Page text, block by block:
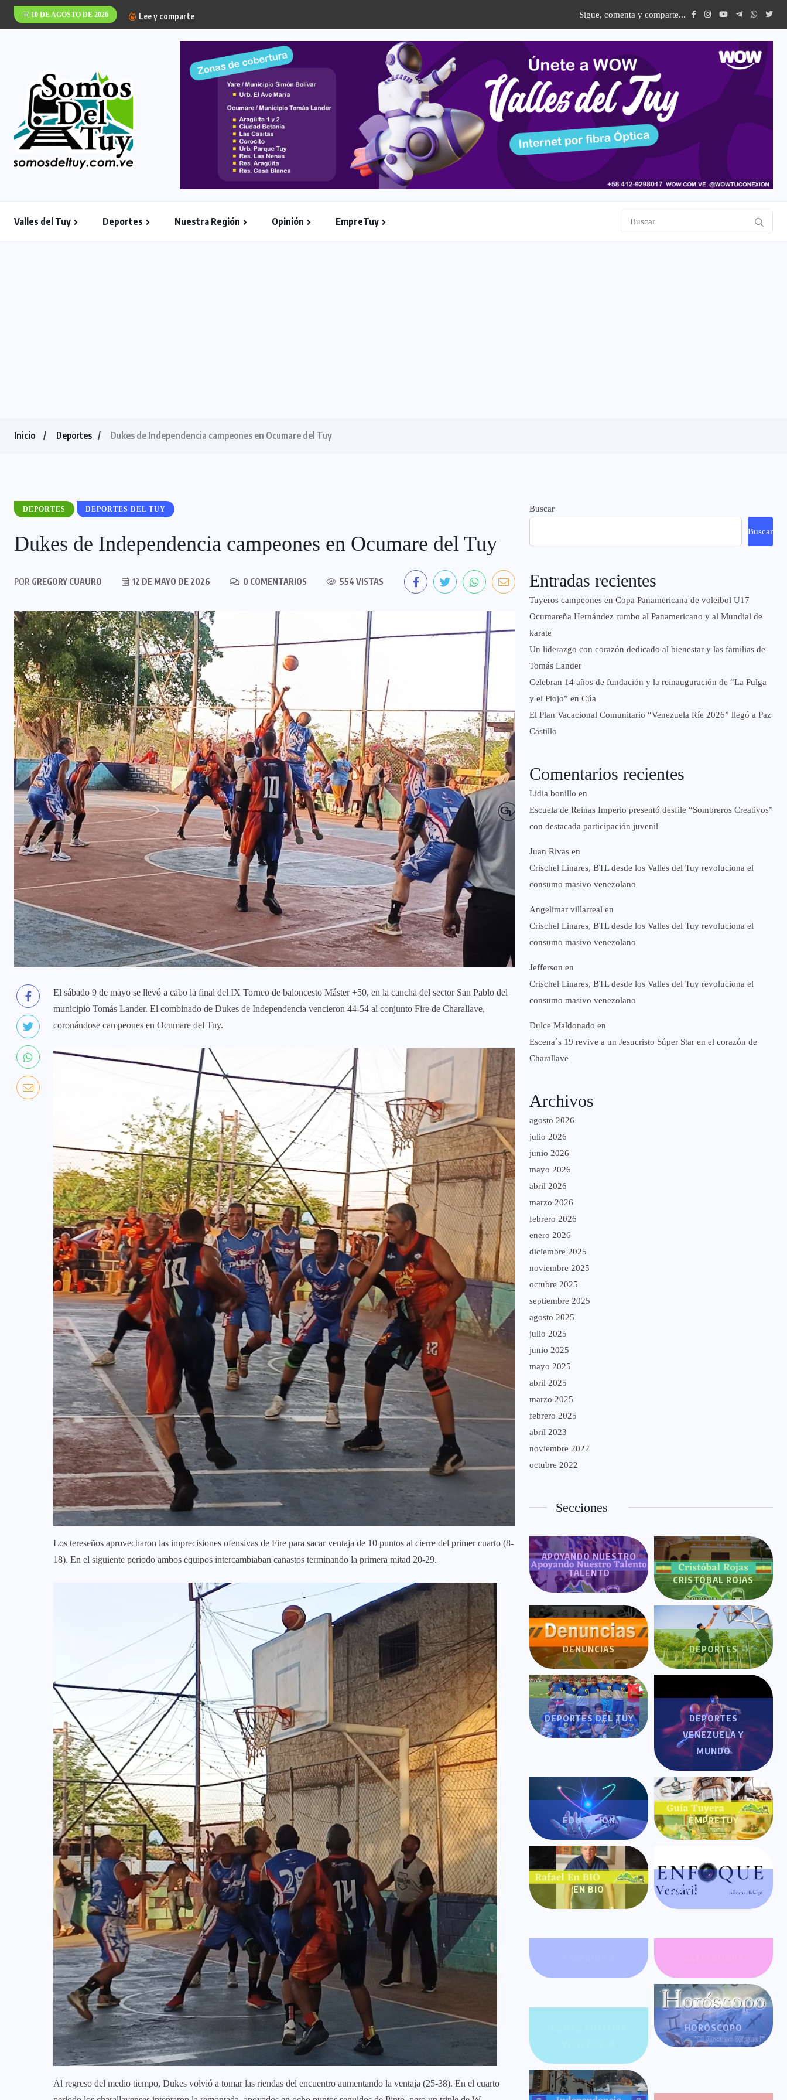
10 DE AGOSTO DE 2026 Lee y comparte Sigue, comenta y comparte...
Valles del Tuy Deportes Nuestra Región Opinión EmpreTuy
Inicio Deportes Dukes de Independencia campeones en Ocumare del Tuy
DEPORTES DEPORTES DEL TUY
Dukes de Independencia campeones en Ocumare del Tuy
POR GREGORY CUAURO 12 DE MAYO DE 2026 0 COMENTARIOS 554 VISTAS
El sábado 9 de mayo se llevó a cabo la final del IX Torneo de baloncesto Máster +50, en la cancha del sector San Pablo del
municipio Tomás Lander. El combinado de Dukes de Independencia vencieron 44-54 al conjunto Fire de Charallave,
coronándose campeones en Ocumare del Tuy.
Los tereseños aprovecharon las imprecisiones ofensivas de Fire para sacar ventaja de 10 puntos al cierre del primer cuarto (8-
18). En el siguiente periodo ambos equipos intercambiaban canastos terminando la primera mitad 20-29.
Al regreso del medio tiempo, Dukes volvió a tomar las riendas del encuentro aumentando la ventaja (25-38). En el cuarto
Buscar
Buscar
Entradas recientes
Tuyeros campeones en Copa Panamericana de voleibol U17
Ocumareña Hernández rumbo al Panamericano y al Mundial de
karate
Un liderazgo con corazón dedicado al bienestar y las familias de
Tomás Lander
Celebran 14 años de fundación y la reinauguración de “La Pulga
y el Piojo” en Cúa
El Plan Vacacional Comunitario “Venezuela Ríe 2026” llegó a Paz
Castillo​
Comentarios recientes
Lidia bonillo en
Escuela de Reinas Imperio presentó desfile “Sombreros Creativos”
con destacada participación juvenil
Juan Rivas en
Crischel Linares, BTL desde los Valles del Tuy revoluciona el
consumo masivo venezolano
Angelimar villarreal en
Crischel Linares, BTL desde los Valles del Tuy revoluciona el
consumo masivo venezolano
Jefferson en
Crischel Linares, BTL desde los Valles del Tuy revoluciona el
consumo masivo venezolano
Dulce Maldonado en
Escena´s 19 revive a un Jesucristo Súper Star en el corazón de
Charallave
Archivos
agosto 2026
julio 2026
junio 2026
mayo 2026
abril 2026
marzo 2026
febrero 2026
enero 2026
diciembre 2025
noviembre 2025
octubre 2025
septiembre 2025
agosto 2025
julio 2025
junio 2025
mayo 2025
abril 2025
marzo 2025
febrero 2025
abril 2023
noviembre 2022
octubre 2022
Secciones
APOYANDO NUESTRO
TALENTO
CRISTÓBAL ROJAS
DENUNCIAS DEPORTES
DEPORTES DEL TUY
DEPORTES
VENEZUELA Y
MUNDO
EDUCACIÓN EMPRETUY
EN BIO ENFOQUE VERSÁTIL
HORÓSCOPO